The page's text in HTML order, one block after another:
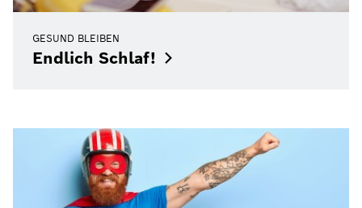
GESUND BLEIBEN
Endlich Schlaf!